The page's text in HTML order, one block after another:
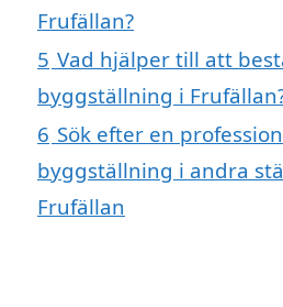
Frufällan?
5 Vad hjälper till att
byggställning i
6 Sök efter en
byggställning i andra
Frufällan